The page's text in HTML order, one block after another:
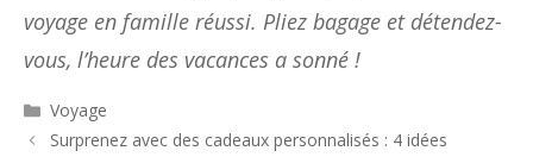
voyage en famille réussi. Pliez bagage et détendez-
vous, l’heure des vacances a sonné !
Catégories
Voyage
Surprenez avec des cadeaux personnalisés : 4 idées